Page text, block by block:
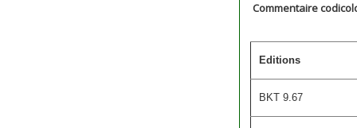
Commentaire
Editions
BKT 9.67